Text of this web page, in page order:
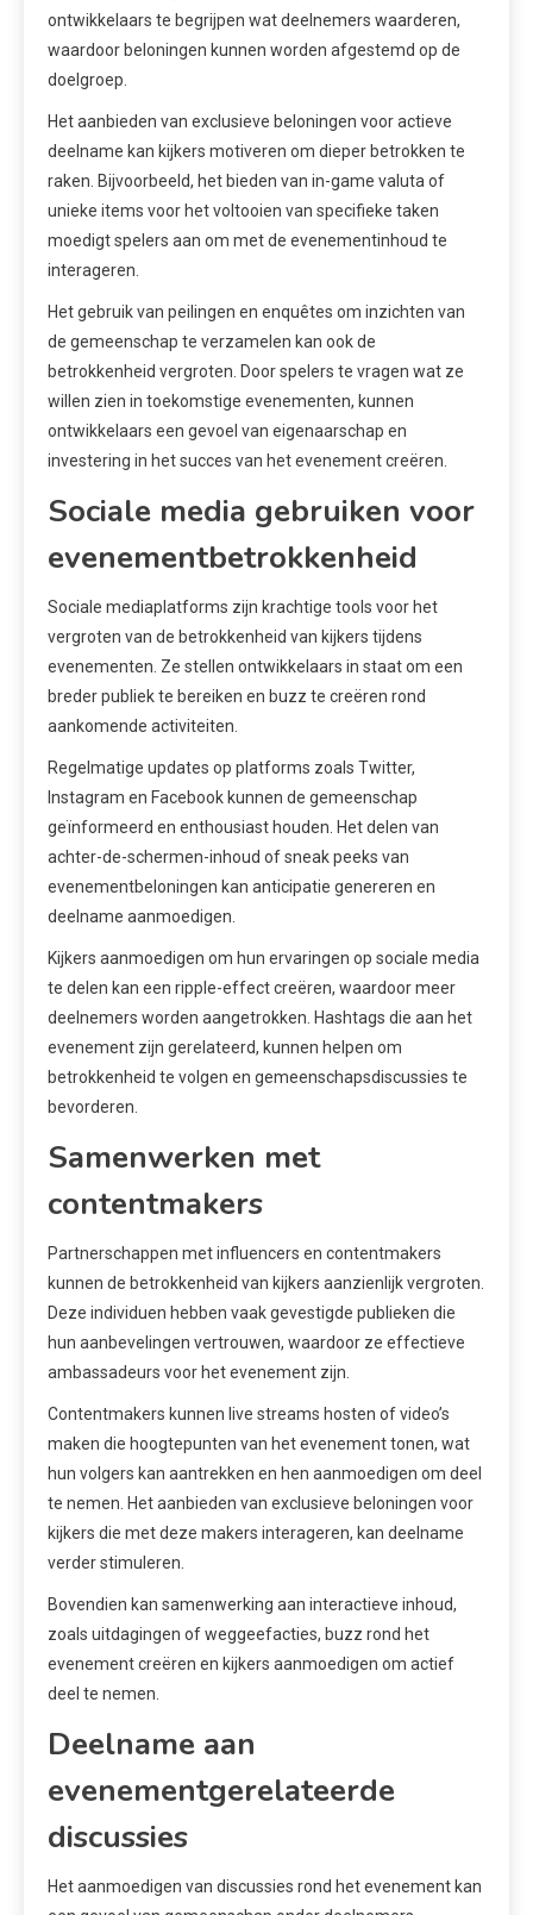
ontwikkelaars te begrijpen wat deelnemers waarderen,
waardoor beloningen kunnen worden afgestemd op de
doelgroep.
Het aanbieden van exclusieve beloningen voor actieve
deelname kan kijkers motiveren om dieper betrokken te
raken. Bijvoorbeeld, het bieden van in-game valuta of
unieke items voor het voltooien van specifieke taken
moedigt spelers aan om met de evenementinhoud te
interageren.
Het gebruik van peilingen en enquêtes om inzichten van
de gemeenschap te verzamelen kan ook de
betrokkenheid vergroten. Door spelers te vragen wat ze
willen zien in toekomstige evenementen, kunnen
ontwikkelaars een gevoel van eigenaarschap en
investering in het succes van het evenement creëren.
Sociale media gebruiken voor
evenementbetrokkenheid
Sociale mediaplatforms zijn krachtige tools voor het
vergroten van de betrokkenheid van kijkers tijdens
evenementen. Ze stellen ontwikkelaars in staat om een
breder publiek te bereiken en buzz te creëren rond
aankomende activiteiten.
Regelmatige updates op platforms zoals Twitter,
Instagram en Facebook kunnen de gemeenschap
geïnformeerd en enthousiast houden. Het delen van
achter-de-schermen-inhoud of sneak peeks van
evenementbeloningen kan anticipatie genereren en
deelname aanmoedigen.
Kijkers aanmoedigen om hun ervaringen op sociale media
te delen kan een ripple-effect creëren, waardoor meer
deelnemers worden aangetrokken. Hashtags die aan het
evenement zijn gerelateerd, kunnen helpen om
betrokkenheid te volgen en gemeenschapsdiscussies te
bevorderen.
Samenwerken met
contentmakers
Partnerschappen met influencers en contentmakers
kunnen de betrokkenheid van kijkers aanzienlijk vergroten.
Deze individuen hebben vaak gevestigde publieken die
hun aanbevelingen vertrouwen, waardoor ze effectieve
ambassadeurs voor het evenement zijn.
Contentmakers kunnen live streams hosten of video’s
maken die hoogtepunten van het evenement tonen, wat
hun volgers kan aantrekken en hen aanmoedigen om deel
te nemen. Het aanbieden van exclusieve beloningen voor
kijkers die met deze makers interageren, kan deelname
verder stimuleren.
Bovendien kan samenwerking aan interactieve inhoud,
zoals uitdagingen of weggeefacties, buzz rond het
evenement creëren en kijkers aanmoedigen om actief
deel te nemen.
Deelname aan
evenementgerelateerde
discussies
Het aanmoedigen van discussies rond het evenement kan